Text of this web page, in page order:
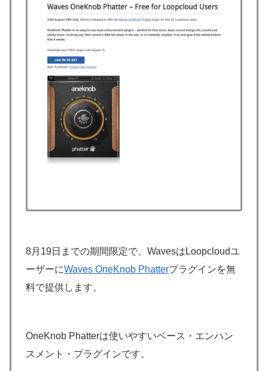
8月19日までの期間限定で、WavesはLoopcloudユ
ーザーにWaves OneKnob Phatterプラグインを無
料で提供します。
OneKnob Phatterは使いやすいベース・エンハン
スメント・プラグインです。